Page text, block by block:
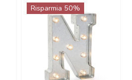
Risparmia 50%